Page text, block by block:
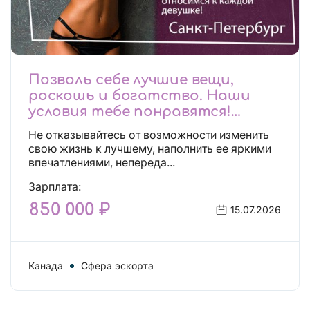
Позволь себе лучшие вещи,
роскошь и богатство. Наши
условия тебе понравятся!
Действительно отличные
условия и поддержка!
Не отказывайтесь от возможности изменить
свою жизнь к лучшему, наполнить ее яркими
впечатлениями, непереда...
Зарплата:
850 000 ₽ 15.07.2026
Канада Сфера эскорта